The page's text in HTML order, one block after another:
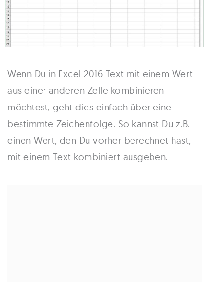
Wenn Du in Excel 2016 Text mit einem Wert
aus einer anderen Zelle kombinieren
möchtest, geht dies einfach über eine
bestimmte Zeichenfolge. So kannst Du z.B.
einen Wert, den Du vorher berechnet hast,
mit einem Text kombiniert ausgeben.